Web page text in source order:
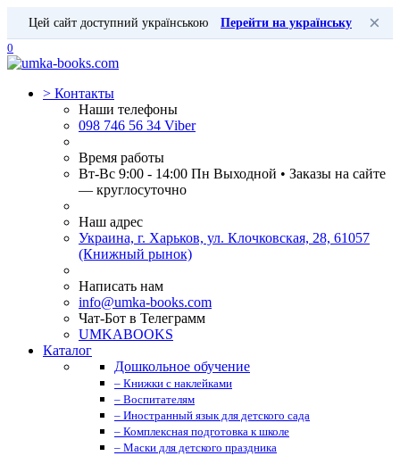
Цей сайт доступний українською Перейти на українську ×
0
> Контакты
Наши телефоны
098 746 56 34 Viber
Время работы
Вт-Вс 9:00 - 14:00 Пн Выходной • Заказы на сайте
— круглосуточно
Наш адрес
Украина, г. Харьков, ул. Клочковская, 28, 61057
(Книжный рынок)
Написать нам
info@umka-books.com
Чат-Бот в Телеграмм
UMKABOOKS
Каталог
Дошкольное обучение
– Книжки с наклейками
– Воспитателям
– Иностранный язык для детского сада
– Комплексная подготовка к школе
– Маски для детского праздника